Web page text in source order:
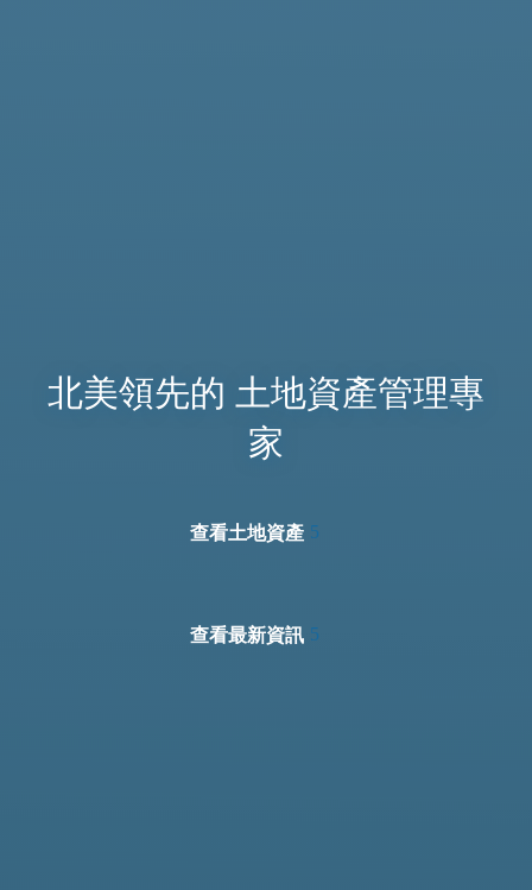
北美領先的 土地資產管理專
家
查看土地資產
查看最新資訊